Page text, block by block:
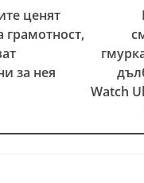
ценят
грамотност,
за нея
Watch